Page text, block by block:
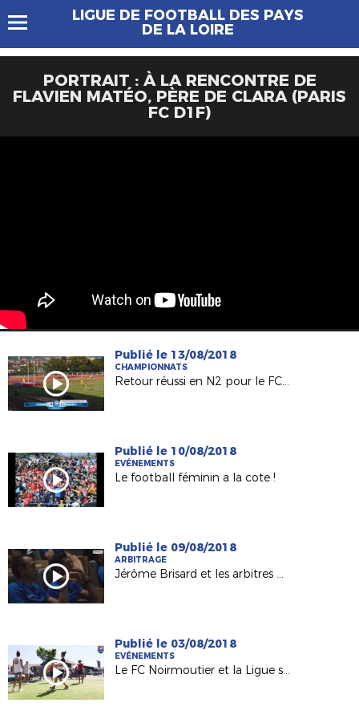
LIGUE DE FOOTBALL DES PAYS
DE LA LOIRE
PORTRAIT : À LA RENCONTRE DE
FLAVIEN MATÉO, PÈRE DE CLARA (PARIS
FC D1F)
Publié le 13/08/2018
CHAMPIONNATS
Retour réussi en N2 pour le FC Nantes !
Publié le 10/08/2018
EVÉNEMENTS
Le football féminin a la cote !
Publié le 09/08/2018
ARBITRAGE
Jérôme Brisard et les arbitres de L1 préparés au "VAR" !
Publié le 03/08/2018
EVÉNEMENTS
Le FC Noirmoutier et la Ligue sur le Tour de France 2018